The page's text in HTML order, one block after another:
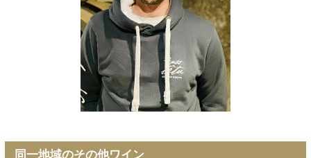
同一地域のその他ワイン